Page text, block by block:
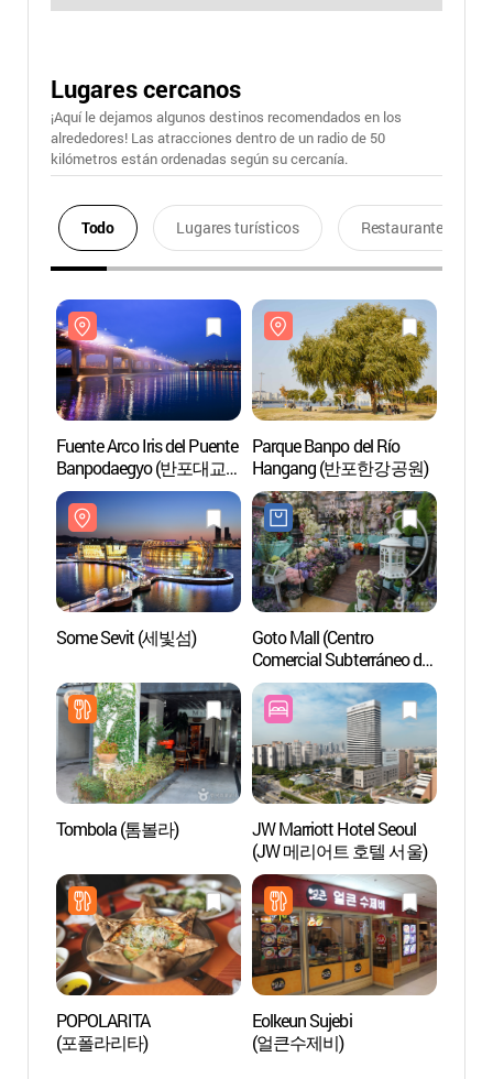
Lugares cercanos
¡Aquí le dejamos algunos destinos recomendados en los
alrededores! Las atracciones dentro de un radio de 50
kilómetros están ordenadas según su cercanía.
Todo Lugares turísticos Restaurantes
Fuente Arco Iris del Puente
Banpodaegyo (반포대교
달빛무지개분수)
Parque Banpo del Río
Hangang (반포한강공원)
Some Sevit (세빛섬)
Goto Mall (Centro
Comercial Subterráneo de
la Terminal de Gangnam)
(고투몰(강남터미널
지하도상가))
Tombola (톰볼라)
JW Marriott Hotel Seoul
(JW 메리어트 호텔 서울)
POPOLARITA
(포폴라리타)
Eolkeun Sujebi
(얼큰수제비)